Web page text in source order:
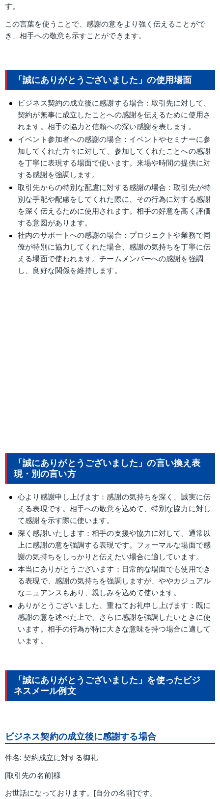
す。
この言葉を使うことで、感謝の意をより強く伝えることがで
き、相手への敬意も示すことができます。
「誠にありがとうございました」の使用場面
ビジネス契約の成立後に感謝する場合：取引先に対して、
契約が無事に成立したことへの感謝を伝えるために使用さ
れます。相手の協力と信頼への深い感謝を表します。
イベント参加者への感謝の場合：イベントやセミナーに参
加してくれた方々に対して、参加してくれたことへの感謝
を丁寧に表現する場面で使います。来場や時間の提供に対
する感謝を強調します。
取引先からの特別な配慮に対する感謝の場合：取引先が特
別な手配や配慮をしてくれた際に、その行為に対する感謝
を深く伝えるために使用されます。相手の好意を高く評価
する意図があります。
社内のサポートへの感謝の場合：プロジェクトや業務で同
僚が特別に協力してくれた場合、感謝の気持ちを丁寧に伝
える場面で使われます。チームメンバーへの感謝を強調
し、良好な関係を維持します。
「誠にありがとうございました」の言い換え表
現・別の言い方
心より感謝申し上げます：感謝の気持ちを深く、誠実に伝
える表現です。相手への敬意を込めて、特別な協力に対し
て感謝を示す際に使います。
深く感謝いたします：相手の支援や協力に対して、通常以
上に感謝の意を強調する表現です。フォーマルな場面で感
謝の気持ちをしっかりと伝えたい場合に適しています。
本当にありがとうございます：日常的な場面でも使用でき
る表現で、感謝の気持ちを強調しますが、ややカジュアル
なニュアンスもあり、親しみを込めて使います。
ありがとうございました、重ねてお礼申し上げます：既に
感謝の意を述べた上で、さらに感謝を強調したいときに使
います。相手の行為が特に大きな意味を持つ場合に適して
います。
「誠にありがとうございました」を使ったビジ
ネスメール例文
ビジネス契約の成立後に感謝する場合
件名: 契約成立に対する御礼
[取引先の名前]様
お世話になっております。[自分の名前]です。